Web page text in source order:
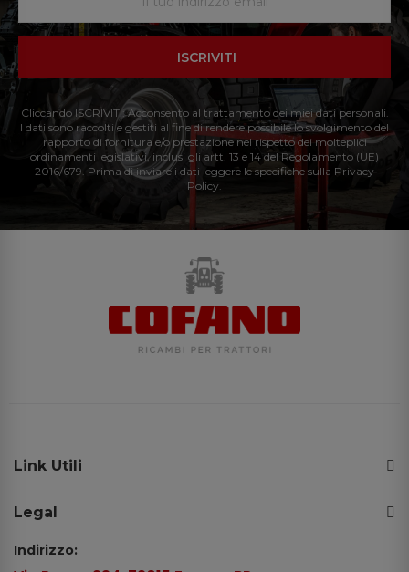
ISCRIVITI
Cliccando ISCRIVITI: Acconsento al trattamento dei miei dati personali.
I dati sono raccolti e gestiti al fine di rendere possibile lo svolgimento del
rapporto di fornitura e/o prestazione nel rispetto dei molteplici
ordinamenti legislativi, inclusi gli artt. 13 e 14 del Regolamento (UE)
2016/679. Prima di inviare i dati leggere le specifiche sulla Privacy
Policy.
Link Utili
Legal
Indirizzo: